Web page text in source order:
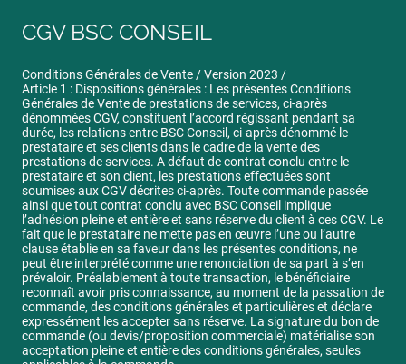
CGV BSC CONSEIL
Conditions Générales de Vente / Version 2023 /
Article 1 : Dispositions générales : Les présentes Conditions
Générales de Vente de prestations de services, ci-après
dénommées CGV, constituent l’accord régissant pendant sa
durée, les relations entre BSC Conseil, ci-après dénommé le
prestataire et ses clients dans le cadre de la vente des
prestations de services. A défaut de contrat conclu entre le
prestataire et son client, les prestations effectuées sont
soumises aux CGV décrites ci-après. Toute commande passée
ainsi que tout contrat conclu avec BSC Conseil implique
l’adhésion pleine et entière et sans réserve du client à ces CGV. Le
fait que le prestataire ne mette pas en œuvre l’une ou l’autre
clause établie en sa faveur dans les présentes conditions, ne
peut être interprété comme une renonciation de sa part à s’en
prévaloir. Préalablement à toute transaction, le bénéficiaire
reconnaît avoir pris connaissance, au moment de la passation de
commande, des conditions générales et particulières et déclare
expressément les accepter sans réserve. La signature du bon de
commande (ou devis/proposition commerciale) matérialise son
acceptation pleine et entière des conditions générales, seules